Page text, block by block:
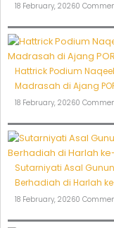
18 February, 20260
Hattrick Podium
Madrasah di Ajang
18 February, 20260
Sutarniyati Asal
Berhadiah di Harlah
18 February, 20260